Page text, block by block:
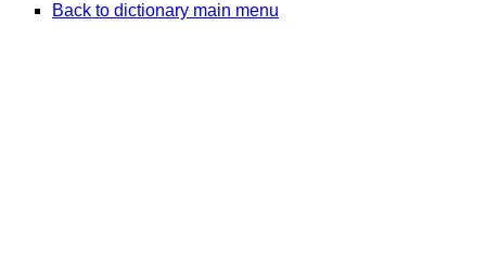
Back to dictionary main menu